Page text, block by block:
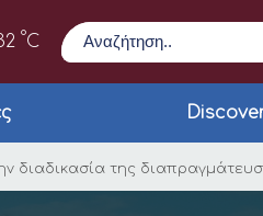
°C
Αναζήτηση
δομών
διαδικασία της